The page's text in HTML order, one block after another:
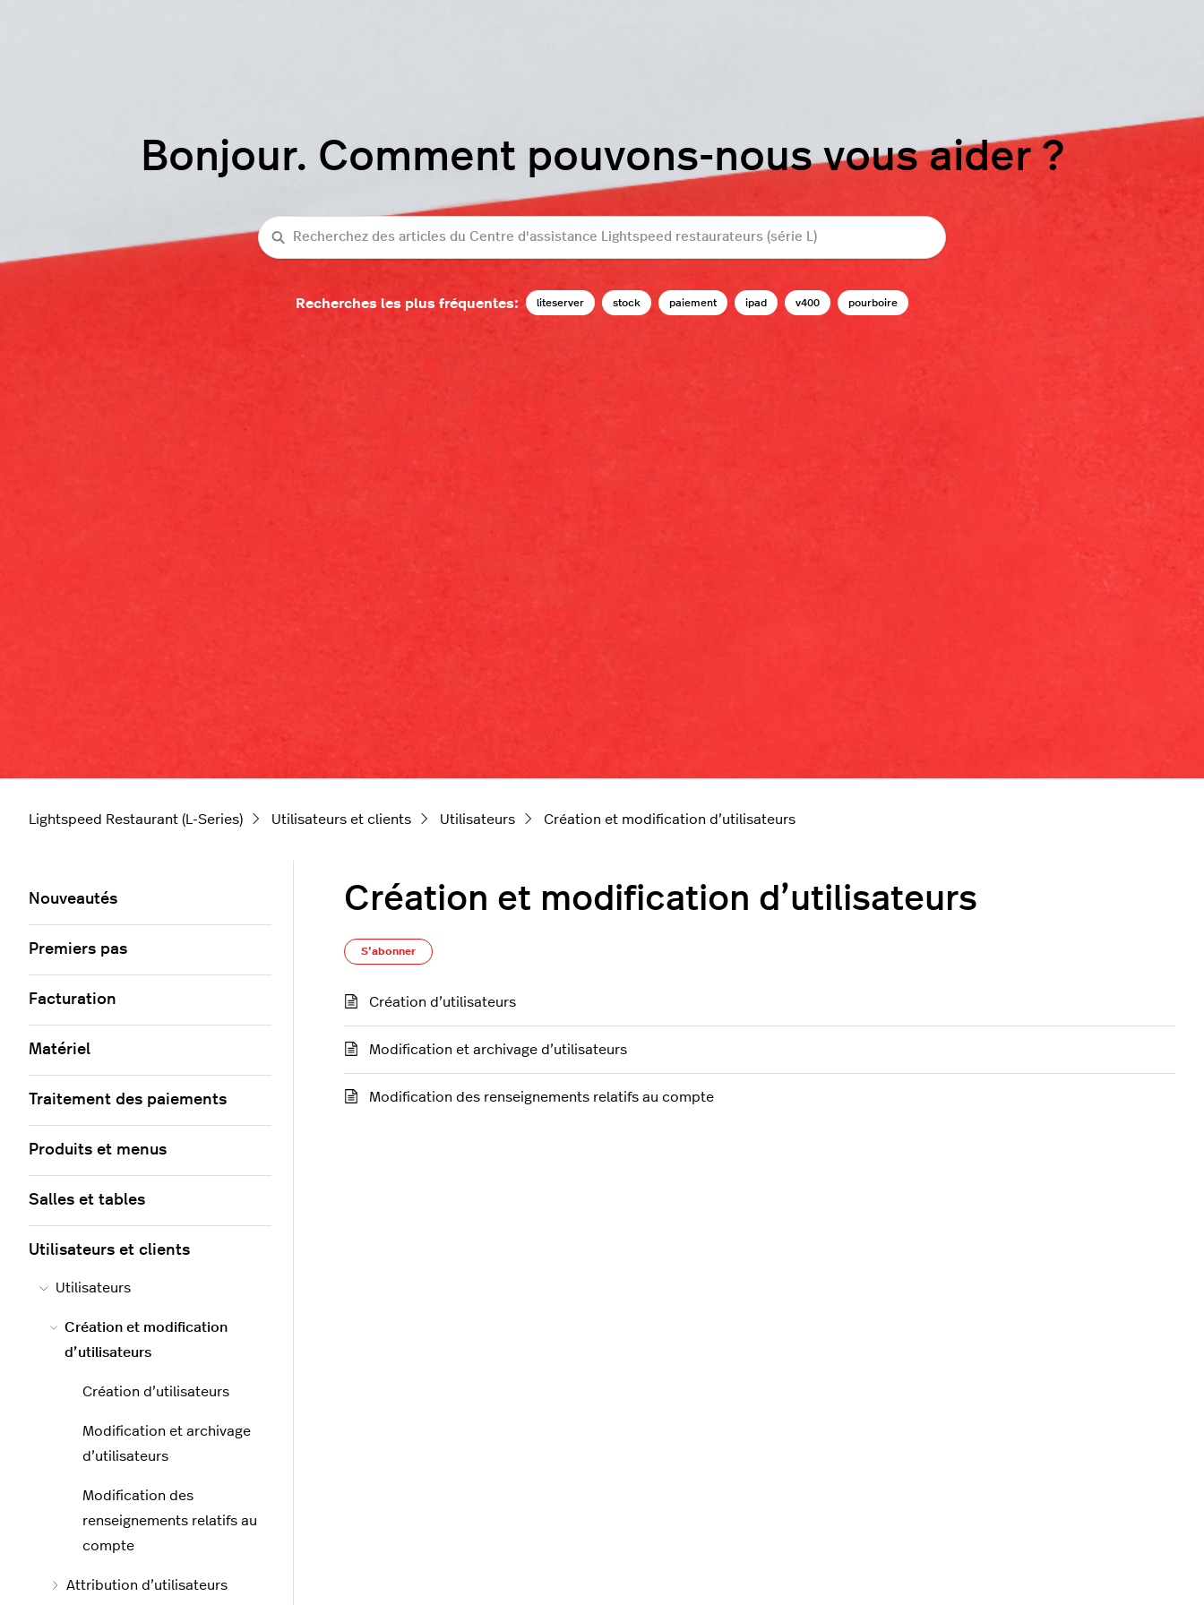
Bonjour. Comment pouvons-nous vous aider ?
Recherche
Recherches les plus fréquentes: liteserver stock paiement ipad v400 pourboire
Lightspeed Restaurant (L-Series) Utilisateurs et clients Utilisateurs Création et modification d’utilisateurs
Création et modification d’utilisateurs
S’abonner
Création d’utilisateurs
Modification et archivage d’utilisateurs
Modification des renseignements relatifs au compte
Nouveautés
Premiers pas
Facturation
Matériel
Traitement des paiements
Produits et menus
Salles et tables
Utilisateurs et clients
Utilisateurs
Création et modification
d’utilisateurs
Création d’utilisateurs
Modification et archivage
d’utilisateurs
Modification des
renseignements relatifs au
compte
Attribution d’utilisateurs